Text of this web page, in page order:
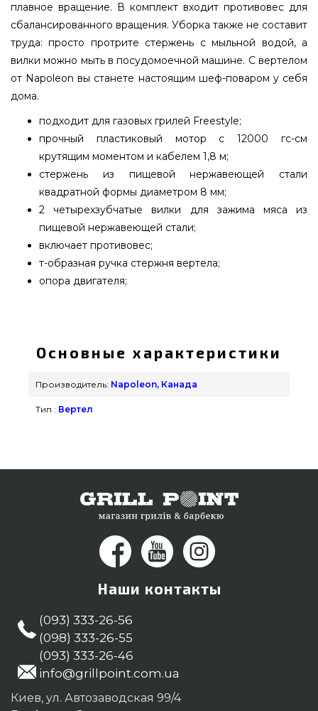
плавное вращение. В комплект входит противовес для
сбалансированного вращения. Уборка также не составит
труда: просто протрите стержень с мыльной водой, а
вилки можно мыть в посудомоечной машине. С вертелом
от Napoleon вы станете настоящим шеф-поваром у себя
дома.
подходит для газовых грилей Freestyle;
прочный пластиковый мотор с 12000 гс-см
крутящим моментом и кабелем 1,8 м;
стержень из пищевой нержавеющей стали
квадратной формы диаметром 8 мм;
2 четырехзубчатые вилки для зажима мяса из
пищевой нержавеющей стали;
включает противовес;
т-образная ручка стержня вертела;
опора двигателя;
от известного производителя Napoleon, Канада
по нормальной стоимости всего 8 580 грн. в
магазине грилей и барбекью grillpoint.com.ua
в магазине GrillPoint. Наберите прямо сейчас
Запорожье, Житомир
Основные характеристики
Производитель: Napoleon, Канада
Тип : Вертел
Наши контакты
(093) 333-26-56
(098) 333-26-55
(093) 333-26-46
info@grillpoint.com.ua
Киев, ул. Автозаводская 99/4